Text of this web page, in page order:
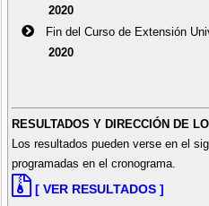
✓ Ingeniería Civil
✓ Ingeniería Geológica-Geotécnica
✓ Ingeniería Industrial
✓ Ingeniería Petroquímica
✓ Ingeniería Química
✓ Ingeniería Metalúrgica
✓ Ingeniería de Energías Renovables
2020
Fin del Curso de Extensión
2020
RESULTADOS Y DIRECCIÓN DE
Los resultados pueden verse en el
programadas en el cronograma.
[ VER RESULTADOS ]